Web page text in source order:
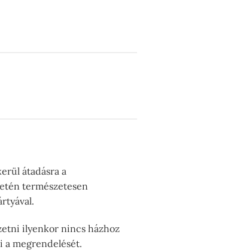
átadásra a
természetesen
ilyenkor nincs házhoz
a megrendelését.